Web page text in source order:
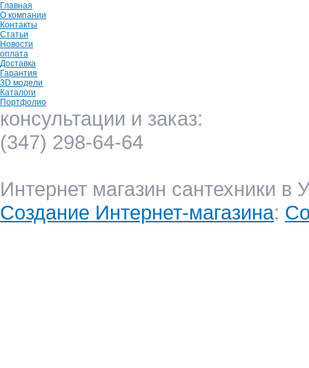
Главная
О компании
Контакты
Статьи
Новости
оплата
Доставка
Гарантия
3D модели
Каталоги
Портфолио
консультации и заказ:
(347) 298-64-64
Интернет магазин сантехники
Создание Интернет-магазина: